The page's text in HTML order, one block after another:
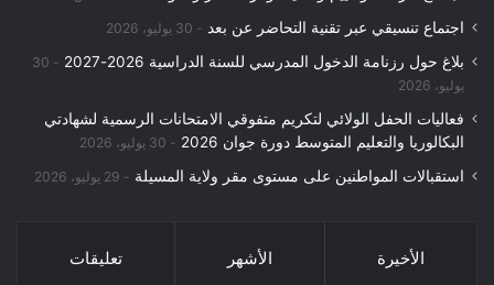
اجتماع تنسيقي عبر تقنية التحاضر عن بعد 30 يوليو، 2026
بلاغ حول رزنامة الدخول المدرسي للسنة الدراسية 2026-2027
30
يوليو، 2026
فعاليات الحفل الولائي لتكريم متفوقي الامتحانات الرسمية لشهادتي
البكالوريا والتعليم المتوسط دورة جوان 2026
30 يوليو، 2026
استقبالات المواطنين على مستوى مقر ولاية المسيلة 29 يوليو، 2026
الأخيرة الأشهر تعليقات